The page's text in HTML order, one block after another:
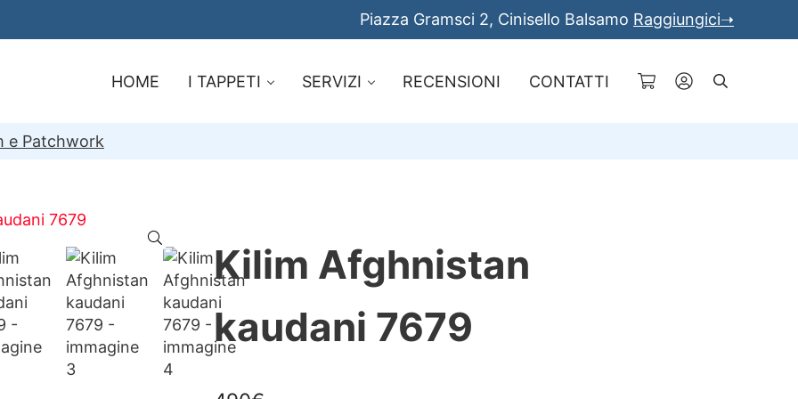
Piazza Gramsci 2, Cinisello Balsamo Raggiungici➝
HOME I TAPPETI SERVIZI RECENSIONI CONTATTI Cerca
e Patchwork
🔍
Kilim Afghnistan
kaudani 7679